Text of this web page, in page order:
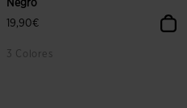
Negro
19,90€
3 Colores